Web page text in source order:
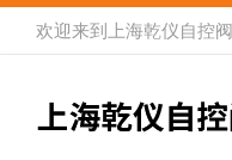
欢迎来到 上海乾仪自控